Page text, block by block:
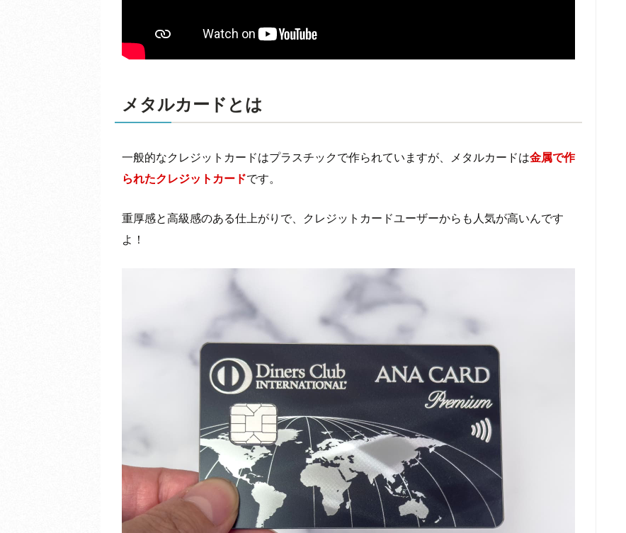
メタルカードとは
一般的なクレジットカードはプラスチックで作られていますが、メタルカードは金属で作
られたクレジットカードです。
重厚感と高級感のある仕上がりで、クレジットカードユーザーからも人気が高いんです
よ！